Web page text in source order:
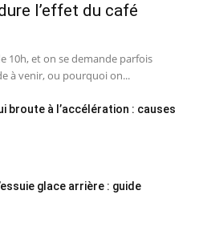
l’effet du café
10h, et on se demande parfois
à venir, ou pourquoi on...
broute à l’accélération : causes
glace arrière : guide